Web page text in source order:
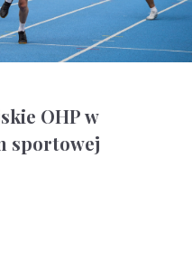
OHP w
sportowej